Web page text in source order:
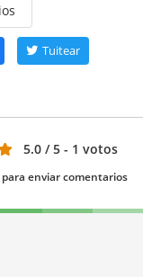
Tuitear
5.0 / 5 - 1 votos
enviar comentarios